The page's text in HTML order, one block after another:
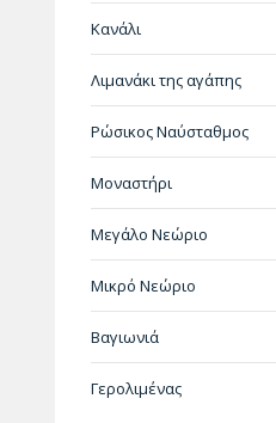
Κανάλι
Λιμανάκι της αγάπης
Ρώσικος Ναύσταθμος
Μοναστήρι
Μεγάλο Νεώριο
Μικρό Νεώριο
Βαγιωνιά
Γερολιμένας